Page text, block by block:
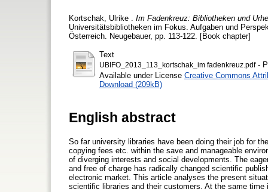
Kortschak, Ulrike
Im Fadenkreuz: Bibliotheken und
Universitätsbibliotheken im Fokus. Aufgaben und
Österreich. Neugebauer, pp. 113-122. [Book chapter]
Text
UBIFO_2013_113_kortschak_im fadenkreuz.pdf-
Available under License Creative Commons
Download (209kB)
English abstract
So far university libraries have been doing their job for
copying fees etc. within the save and manageable
of diverging interests and social developments. The
and free of charge has radically changed scientific
electronic market. This article analyses the present
scientific libraries and their customers. At the same